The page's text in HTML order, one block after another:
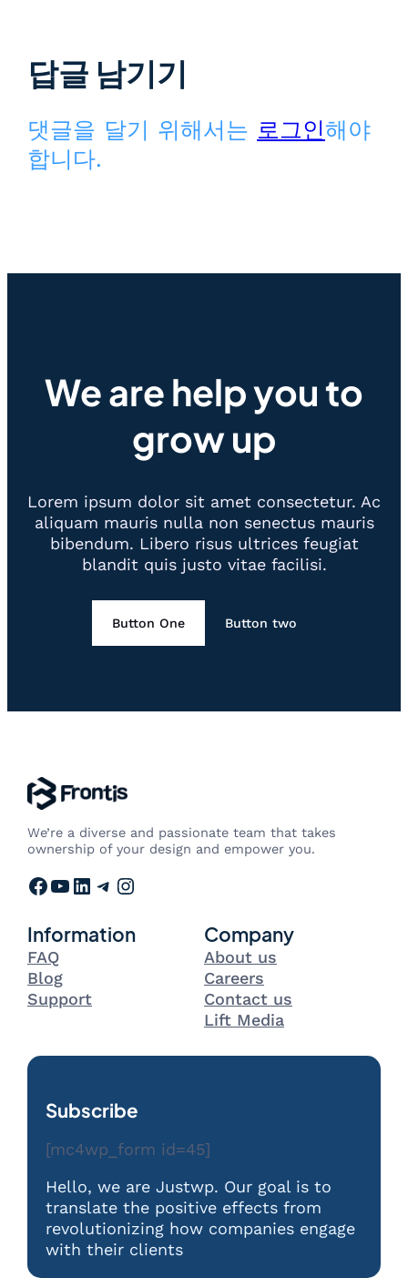
답글 남기기
댓글을 달기 위해서는 로그인해야
합니다.
We are help you to
grow up
Lorem ipsum dolor sit amet consectetur. Ac
aliquam mauris nulla non senectus mauris
bibendum. Libero risus ultrices feugiat
blandit quis justo vitae facilisi.
Button One Button two
We’re a diverse and passionate team that takes
ownership of your design and empower you.
Facebook YouTube LinkedIn Telegram Instagram
Information
FAQ
Blog
Support
Company
About us
Careers
Contact us
Lift Media
Subscribe
[mc4wp_form id=45]
Hello, we are Justwp. Our goal is to
translate the positive effects from
revolutionizing how companies engage
with their clients